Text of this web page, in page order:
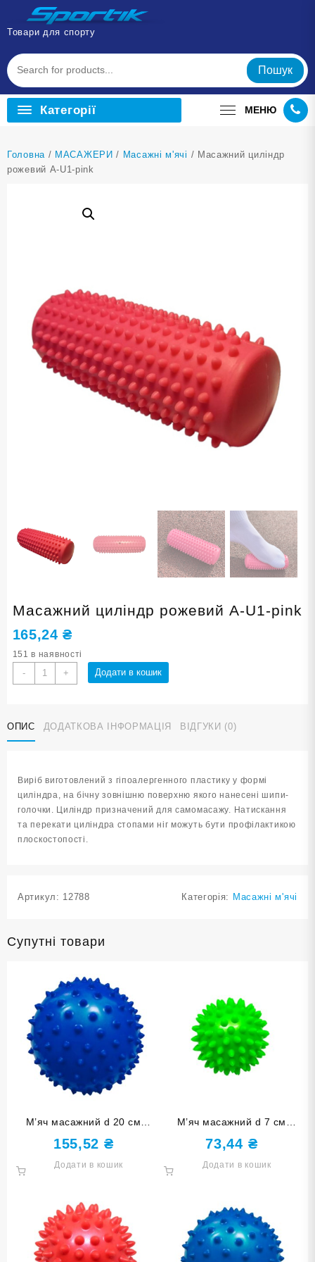
Перейти
вмісту
Товари для спорту
Пошук
Категорії МЕНЮ
Головна / МАСАЖЕРИ / Масажні м'ячі / Масажний циліндр
рожевий A-U1-pink
Масажний циліндр рожевий A-U1-pink
165,24₴
151 в наявності
-
Масажний
циліндр
U1-
pink
+ Додати в кошик
ОПИС ДОДАТКОВА ІНФОРМАЦІЯ ВІДГУКИ (0)
Виріб виготовлений з гіпоалергенного пластику у формі
циліндра, на бічну зовнішню поверхню якого нанесені шипи-
голочки. Циліндр призначений для самомасажу. Натискання
та перекати циліндра стопами ніг можуть бути профілактикою
плоскостопості.
Артикул: 12788 Категорія: Масажні м'ячі
Супутні товари
М’яч масажний d 20 см
синій надувний D20-С
155,52 ₴
Додати в кошик
М’яч масажний d 7 см
надувний зелений D7-З
73,44 ₴
Додати в кошик